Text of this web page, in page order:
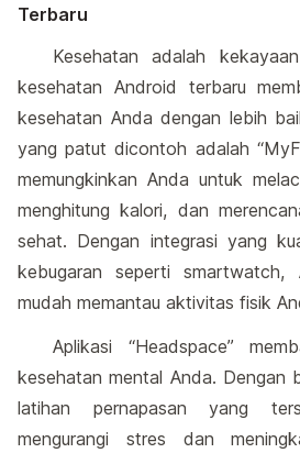
Terbaru
Kesehatan adalah
kesehatan Android terbaru
kesehatan Anda dengan lebih
yang patut dicontoh adalah
memungkinkan Anda untuk
menghitung kalori, dan
sehat. Dengan integrasi yang
kebugaran seperti
mudah memantau aktivitas fisik
Aplikasi “Headspace”
kesehatan mental Anda. Dengan
latihan pernapasan yang
mengurangi stres dan